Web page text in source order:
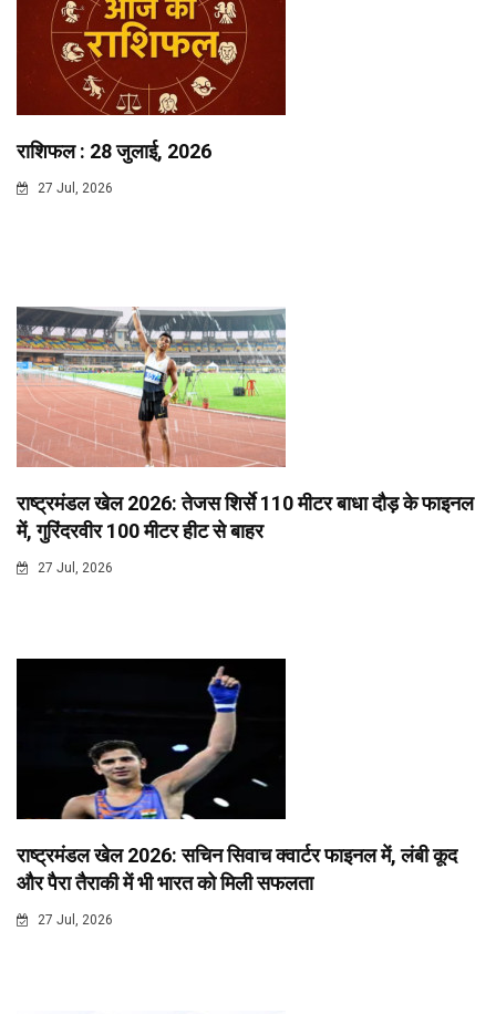
राशिफल : 28 जुलाई, 2026
27 Jul, 2026
राष्ट्रमंडल खेल 2026: तेजस शिर्से 110 मीटर बाधा दौड़ के फाइनल
में, गुरिंदरवीर 100 मीटर हीट से बाहर
27 Jul, 2026
राष्ट्रमंडल खेल 2026: सचिन सिवाच क्वार्टर फाइनल में, लंबी कूद
और पैरा तैराकी में भी भारत को मिली सफलता
27 Jul, 2026